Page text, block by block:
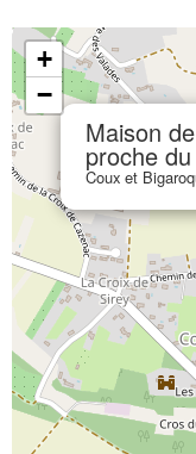
Maison
proche
Coux et
+
−